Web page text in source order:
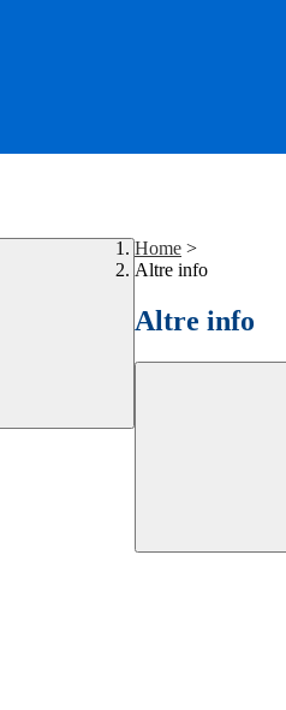
Home >
Altre info
Altre info